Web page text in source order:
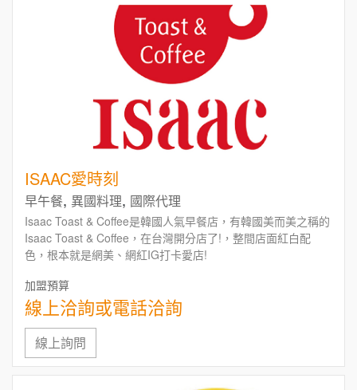
ISAAC愛時刻
早午餐, 異國料理, 國際代理
Isaac Toast & Coffee是韓國人氣早餐店，有韓國美而美之稱的
Isaac Toast & Coffee，在台灣開分店了!，整間店面紅白配
色，根本就是網美、網紅IG打卡愛店!
加盟預算
線上洽詢或電話洽詢
線上詢問